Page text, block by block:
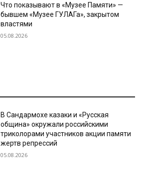
Что показывают в «Музее Памяти» —
бывшем «Музее ГУЛАГа», закрытом
властями
05.08.2026
В Сандармохе казаки и «Русская
община» окружали российскими
триколорами участников акции памяти
жертв репрессий
05.08.2026